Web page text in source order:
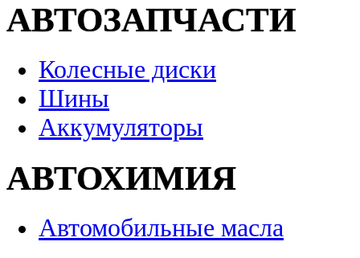
АВТОЗАПЧАСТИ
Колесные диски
Шины
Аккумуляторы
АВТОХИМИЯ
Автомобильные масла